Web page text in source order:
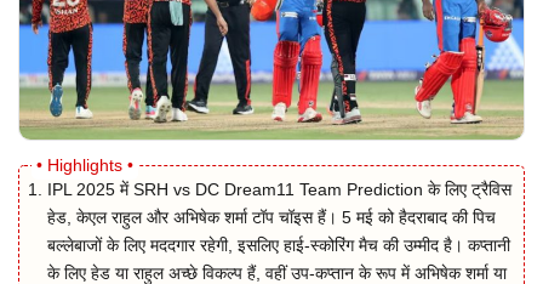
IPL 2025 में SRH vs DC Dream11 Team Prediction के लिए ट्रैविस
हेड, केएल राहुल और अभिषेक शर्मा टॉप चॉइस हैं। 5 मई को हैदराबाद की पिच
बल्लेबाजों के लिए मददगार रहेगी, इसलिए हाई-स्कोरिंग मैच की उम्मीद है। कप्तानी
के लिए हेड या राहुल अच्छे विकल्प हैं, वहीं उप-कप्तान के रूप में अभिषेक शर्मा या